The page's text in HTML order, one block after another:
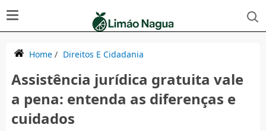
Home/ Direitos E Cidadania
Assistência jurídica gratuita vale
a pena: entenda as diferenças e
cuidados